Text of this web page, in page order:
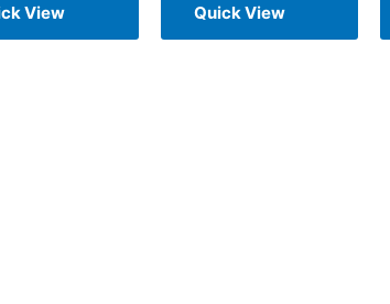
View Quick View